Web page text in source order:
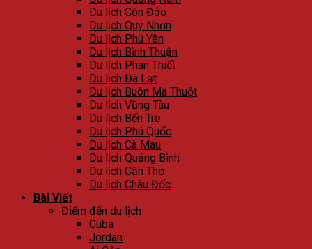
Du lịch Côn Đảo
Du lịch Quy Nhơn
Du lịch Phú Yên
Du lịch Bình Thuận
Du lịch Phan Thiết
Du lịch Đà Lạt
Du lịch Buôn Ma Thuột
Du lịch Vũng Tàu
Du lịch Bến Tre
Du lịch Phú Quốc
Du lịch Cà Mau
Du lịch Quảng Bình
Du lịch Cần Thơ
Du lịch Châu Đốc
Bài Viết
Điểm đến du lịch
Cuba
Jordan